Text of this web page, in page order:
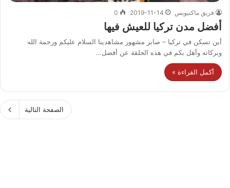
فريق ماكتيوبس 2019-11-14
0
أفضل مدن تركيا للعيش فيها
أين تسكن في تركيا – صابر مشهور مشاهدينا السلام عليكم ورحمة الله
وبركاته وأهل بكم في هذه الحلقة عن أفضل…
أكمل القراءة »
الصفحة التالية